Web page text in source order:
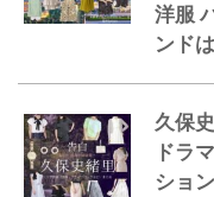
洋服
ンド
久保
ドラ
ショ